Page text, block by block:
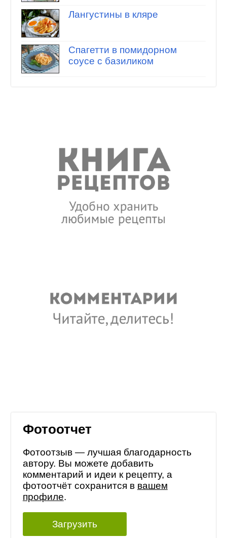
Лангустины в кляре
Спагетти в помидорном
соусе с базиликом
Фотоотчет
Фотоотзыв — лучшая благодарность
автору. Вы можете добавить
комментарий и идеи к рецепту, а
фотоотчёт сохранится в вашем
профиле.
Загрузить